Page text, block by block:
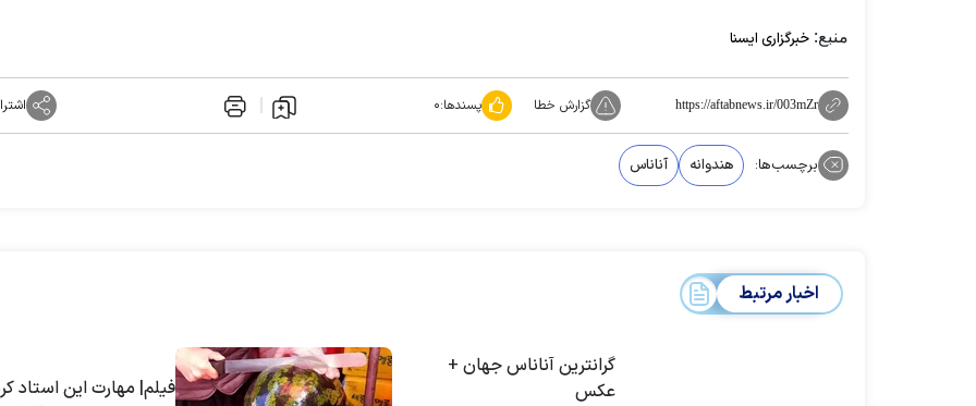
منبع: خبرگزاری ایسنا
https://aftabnews.ir/003mZr گزارش خطا پسندها:۰
برچسب‌ها: هندوانه آناناس
اخبار مرتبط
گرانترین آناناس جهان +
عکس
فیلم| مهارت این استاد